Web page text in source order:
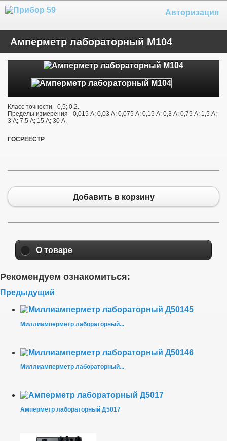
Авторизация
Амперметр лабораторный М104
Класс точности - 0,5; 0,2.
Пределы измерения - 0,015 А; 0,03 А; 0,075 А; 0,15 А; 0,3 А; 0,75 А; 1,5 А;
3 А; 7,5 А; 15 А; 30 А.
ГОСРЕЕСТР
Добавить в корзину
О товаре
Рекомендуем ознакомиться:
Предыдущий
Миллиамперметр лабораторный...
Миллиамперметр лабораторный...
Амперметр лабораторный Д5017